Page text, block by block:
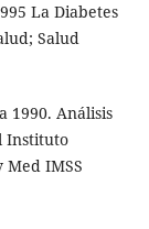
La Diabetes
Salud
1990. Análisis
Instituto
Med IMSS